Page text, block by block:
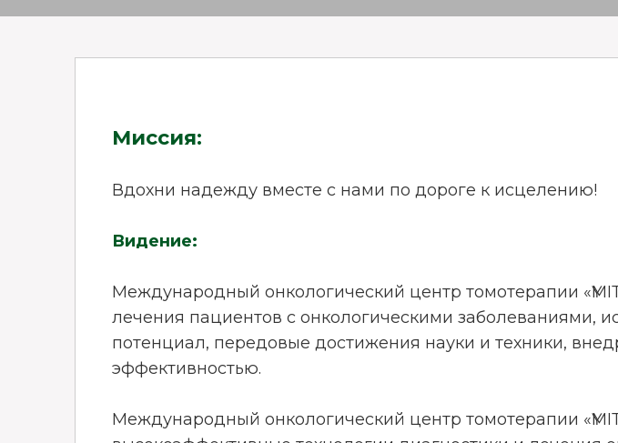
Миссия:
Вдохни надежду вместе с нами по дороге к исцелению!
Видение:
Международный онкологический центр томотерапии
лечения пациентов с онкологическими заболеваниями,
потенциал, передовые достижения науки и техники,
эффективностью.
Международный онкологический центр томотерапии